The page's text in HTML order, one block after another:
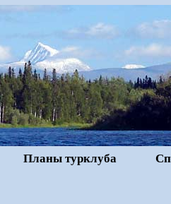
Планы турклуба